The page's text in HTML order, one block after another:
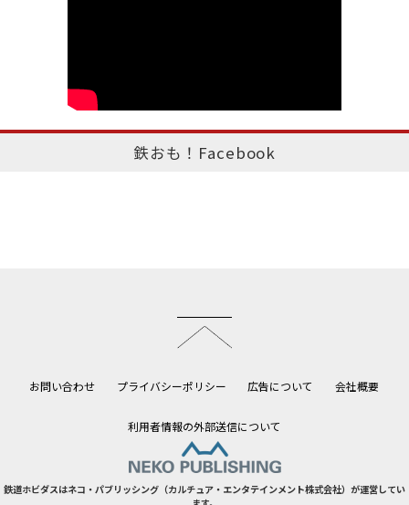
鉄おも！Facebook
お問い合わせ プライバシーポリシー 広告について 会社概要
利用者情報の外部送信について
鉄道ホビダスはネコ・パブリッシング（カルチュア・エンタテインメント株式会社）が運営してい